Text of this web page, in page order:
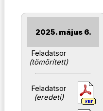
2025. május 6.
Feladatsor
(tömörített)
Feladatsor
(eredeti)